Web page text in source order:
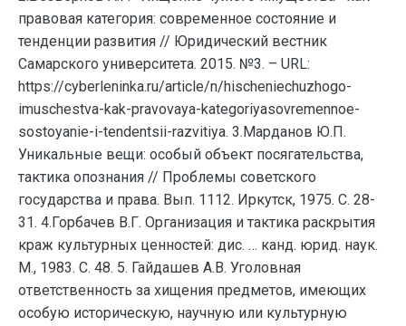
правовая категория: современное состояние и
тенденции развития // Юридический вестник
Самарского университета. 2015. №3. – URL:
https://cyberleninka.ru/article/n/hischeniechuzhogo-
imuschestva-kak-pravovaya-kategoriyasovremennoe-
sostoyanie-i-tendentsii-razvitiya. 3.Марданов Ю.П.
Уникальные вещи: особый объект посягательства,
тактика опознания // Проблемы советского
государства и права. Вып. 1112. Иркутск, 1975. С. 28-
31. 4.Горбачев В.Г. Организация и тактика раскрытия
краж культурных ценностей: дис. … канд. юрид. наук.
М., 1983. С. 48. 5. Гайдашев А.В. Уголовная
ответственность за хищения предметов, имеющих
особую историческую, научную или культурную